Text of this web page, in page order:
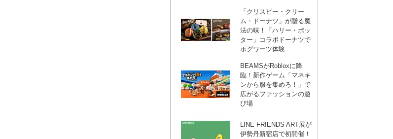
「クリスピー・クリー
ム・ドーナツ」が贈る魔
法の味！「ハリー・ポッ
ター」コラボドーナツで
ホグワーツ体験
BEAMSがRobloxに降
臨！新作ゲーム「マネキ
ンから服を集めろ！」で
広がるファッションの遊
び場
LINE FRIENDS ART展が
伊勢丹新宿店で初開催！